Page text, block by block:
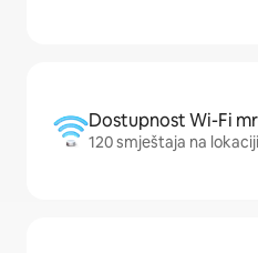
Dostupnost Wi-Fi
120 smještaja na